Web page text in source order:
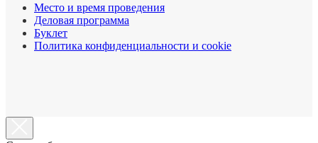
Место и время проведения
Деловая программа
Буклет
Политика конфиденциальности и cookie